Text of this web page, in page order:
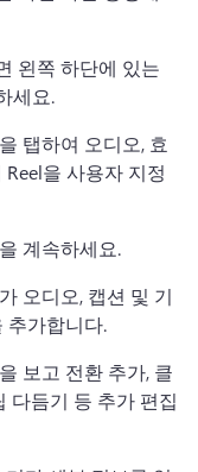
왼쪽 하단에 있는
세요.
탭하여 오디오, 효
을 사용자 지정
계속하세요.
오디오, 캡션 및 기
추가합니다.
보고 전환 추가, 클
다듬기 등 추가 편집